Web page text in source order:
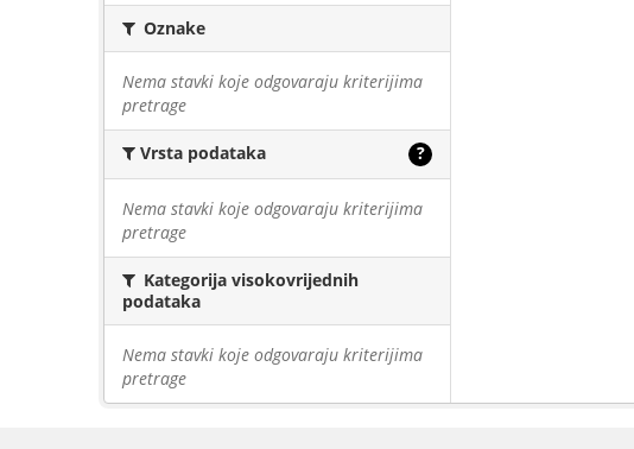
Oznake
Nema stavki koje odgovaraju kriterijima
pretrage
Vrsta podataka ?
Nema stavki koje odgovaraju kriterijima
pretrage
Kategorija visokovrijednih
podataka
Nema stavki koje odgovaraju kriterijima
pretrage